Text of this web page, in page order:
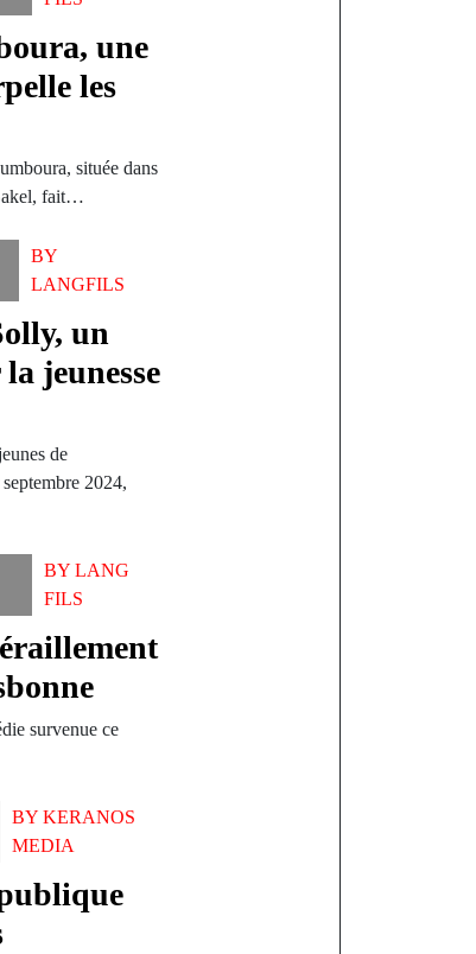
une
les
située dans
fait…
BY
LANGFILS
un
jeunesse
de
2024,
BY LANG
FILS
survenue ce
BYKERANOS
MEDIA